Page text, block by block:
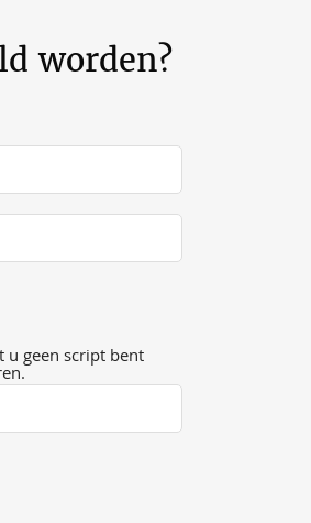
worden?
u geen script bent